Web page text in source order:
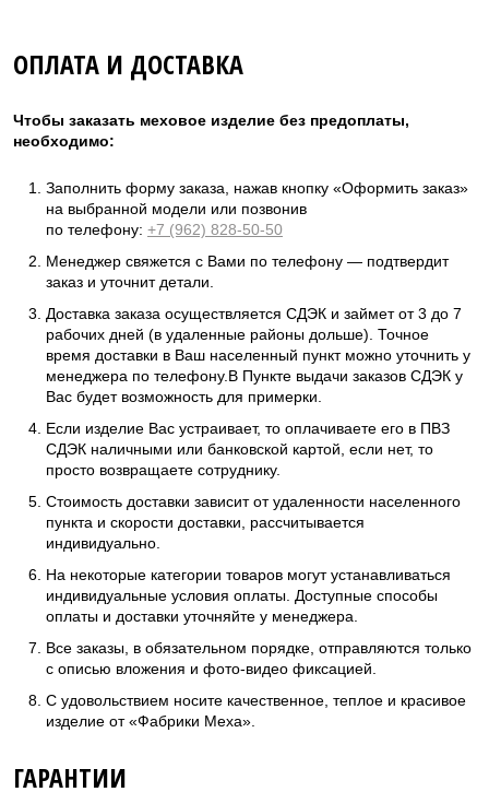
ОПЛАТА И ДОСТАВКА
Чтобы заказать меховое изделие без предоплаты,
необходимо:
Заполнить форму заказа, нажав кнопку «Оформить заказ»
на выбранной модели или позвонив
по телефону: +7 (962) 828-50-50
Менеджер свяжется с Вами по телефону — подтвердит
заказ и уточнит детали.
Доставка заказа осуществляется СДЭК и займет от 3 до 7
рабочих дней (в удаленные районы дольше). Точное
время доставки в Ваш населенный пункт можно уточнить у
менеджера по телефону.В Пункте выдачи заказов СДЭК у
Вас будет возможность для примерки.
Если изделие Вас устраивает, то оплачиваете его в ПВЗ
СДЭК наличными или банковской картой, если нет, то
просто возвращаете сотруднику.
Стоимость доставки зависит от удаленности населенного
пункта и скорости доставки, рассчитывается
индивидуально.
На некоторые категории товаров могут устанавливаться
индивидуальные условия оплаты. Доступные способы
оплаты и доставки уточняйте у менеджера.
Все заказы, в обязательном порядке, отправляются только
с описью вложения и фото-видео фиксацией.
С удовольствием носите качественное, теплое и красивое
изделие от «Фабрики Меха».
ГАРАНТИИ